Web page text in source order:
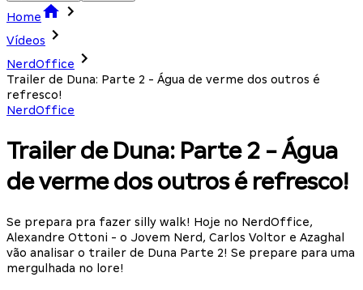
Home
Vídeos
NerdOffice
Trailer de Duna: Parte 2 - Água de verme dos outros é
refresco!
NerdOffice
Trailer de Duna: Parte 2 - Água
de verme dos outros é refresco!
Se prepara pra fazer silly walk! Hoje no NerdOffice,
Alexandre Ottoni - o Jovem Nerd, Carlos Voltor e Azaghal
vão analisar o trailer de Duna Parte 2! Se prepare para uma
mergulhada no lore!